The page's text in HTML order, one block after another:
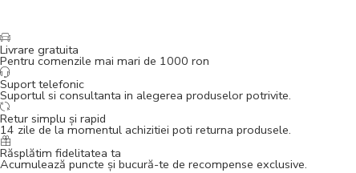
Livrare gratuita
Pentru comenzile mai mari de 1000 ron
Suport telefonic
Suportul si consultanta in alegerea produselor potrivite.
Retur simplu și rapid
14 zile de la momentul achizitiei poti returna produsele.
Răsplătim fidelitatea ta
Acumulează puncte și bucură-te de recompense exclusive.